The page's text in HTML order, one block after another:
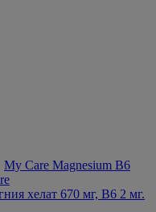
My Care Magnesium B6
хелат 670 мг, B6 2 мг.